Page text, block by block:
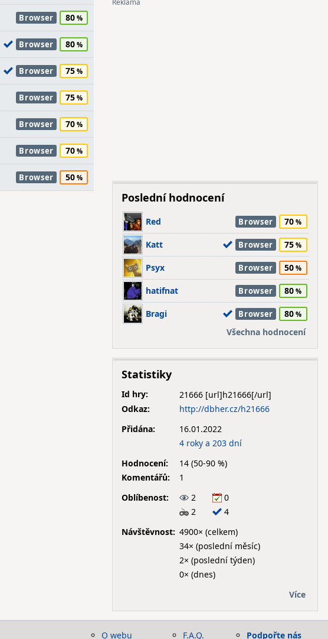
Browser 80
Browser 80
Browser 75
Browser 75
Browser 70
Browser 70
Browser 50
Poslední hodnocení
Red Browser 70
Katt Browser 75
Psyx Browser 50
hatifnat Browser 80
Bragi Browser
80
Všechna hodnocení
Statistiky
Id hry:
21666
Odkaz:
http://dbher.cz/h21666
Přidána:
16.01.2022
4 roky a 203 dní
Hodnocení:
14 (50-90 %)
Komentářů:
1
Oblíbenost:
2
0
2
4
Návštěvnost: 4900× (celkem)
34× (poslední měsíc)
2× (poslední týden)
0× (dnes)
Více
O webu F.A.Q. Podpořte nás